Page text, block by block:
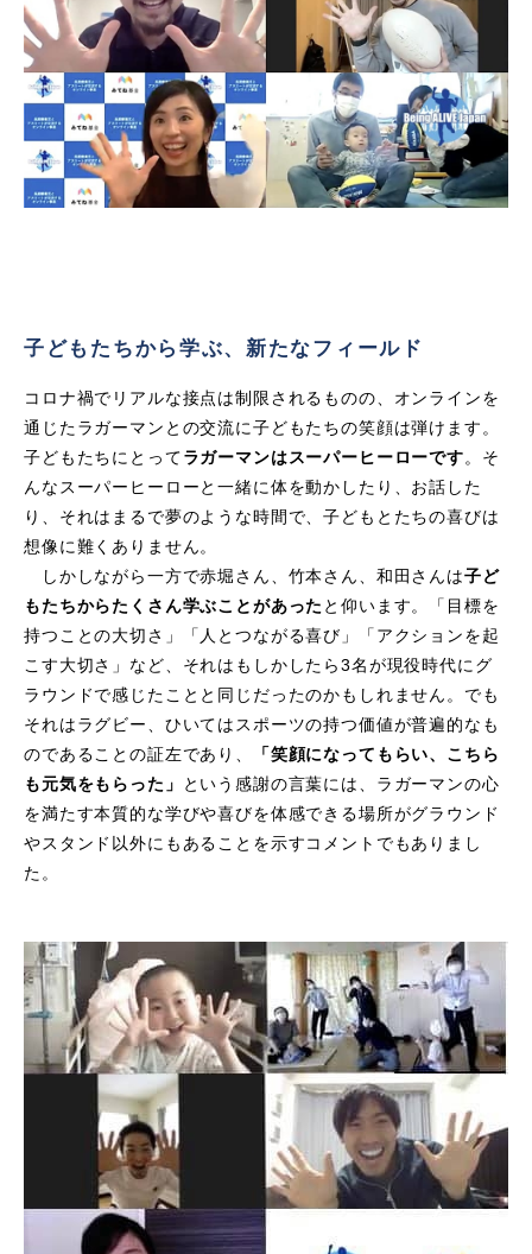
子どもたちから学ぶ、新たなフィールド
コロナ禍でリアルな接点は制限されるものの、オンラインを
通じたラガーマンとの交流に子どもたちの笑顔は弾けます。
子どもたちにとってラガーマンはスーパーヒーローです。そ
んなスーパーヒーローと一緒に体を動かしたり、お話した
り、それはまるで夢のような時間で、子どもとたちの喜びは
想像に難くありません。
しかしながら一方で赤堀さん、竹本さん、和田さんは子ど
もたちからたくさん学ぶことがあった と仰います。「目標を
持つことの大切さ」「人とつながる喜び」「アクションを起
こす大切さ」など、それはもしかしたら3名が現役時代にグ
ラウンドで感じたことと同じだったのかもしれません。でも
それはラグビー、ひいてはスポーツの持つ価値が普遍的なも
のであることの証左であり、
「笑顔になってもらい、こちら
も元気をもらった」
という感謝の言葉には、ラガーマンの心
を満たす本質的な学びや喜びを体感できる場所がグラウンド
やスタンド以外にもあることを示すコメントでもありまし
た。